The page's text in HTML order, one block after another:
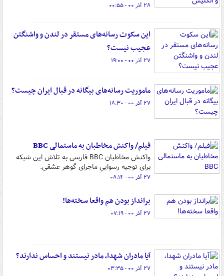
۲۸ آذر ۰۰ - ۰۰:۵۵
این سکوت رسانه‌های مستقر در لندن و واشنگتن
عجیب نیست؟
۲۷ آذر ۰۰ - ۱۹:۰۰
ماموریت رسانه‌های بیگانه در قبال ایران چیست؟
۲۷ آذر ۰۰ - ۱۸:۳۰
فیلم/ واکنش مخاطبان به ماستمالی BBC
واکنش مخاطبان BBC فارسی به تلاش این شبکه
برای توجیه رسواییِ ماجرای گوهر عشقی.
۲۷ آذر ۰۰ - ۰۸:۱۴
برانداز بودن هم واقعا سخته‌ها!
۲۷ آذر ۰۰ - ۰۷:۱۹
آیا مادران شهدا، مادر نیستند و احساس ندارند؟
۲۷ آذر ۰۰ - ۰۳:۳۵